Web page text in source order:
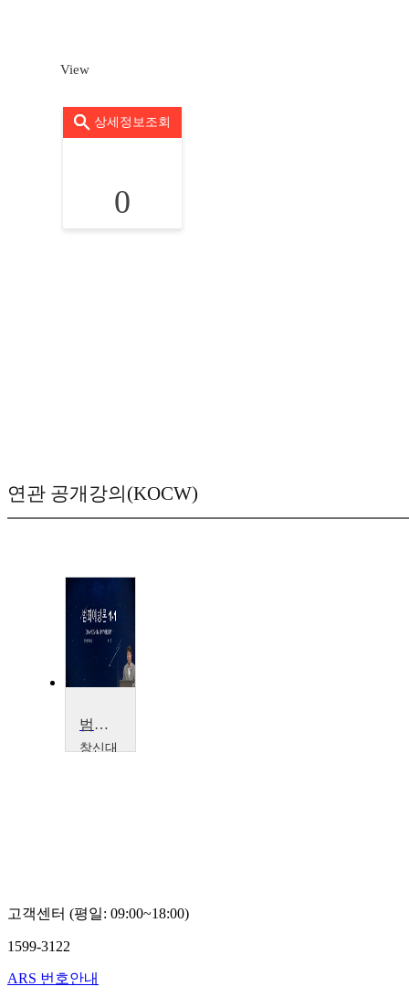
View
상세정보조회
0
연관 공개강의(KOCW)
범죄예방론
창신대
고객센터 (평일: 09:00~18:00)
1599-3122
ARS 번호안내